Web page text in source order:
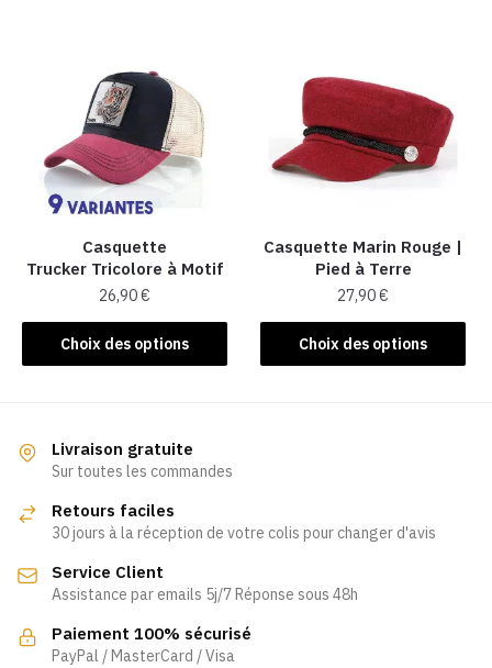
Les
options
peuvent
être
choisies
sur
la
page
du
produit
Les
options
peuvent
être
la
page
du
produit
Casquette
Trucker Tricolore à Motif
26,90€
Choix des options
Ce
produit
variations.
Les
peuvent
choisies
sur
la
page
Casquette Marin Rouge |
Pied à Terre
27,90€
Choix des options
Ce
produit
peuvent
être
Livraison gratuite
Sur toutes les commandes
Retours faciles
30 jours à la réception de votre colis pour changer d'avis
Service Client
Assistance par emails 5j/7 Réponse sous 48h
Paiement 100% sécurisé
PayPal / MasterCard / Visa